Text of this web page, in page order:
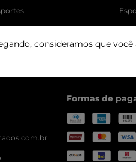
consideramos que você
Formas de